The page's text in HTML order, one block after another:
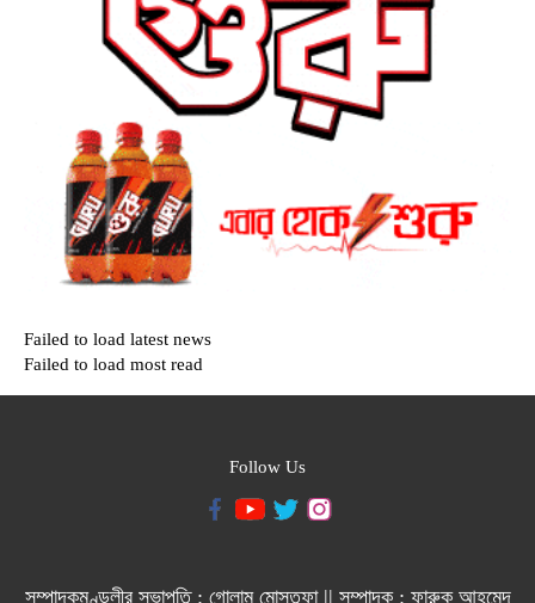
Failed to load latest news
Failed to load most read
Follow Us
সম্পাদকমণ্ডলীর সভাপতি : গোলাম মোস্তফা || সম্পাদক : ফারুক আহমেদ